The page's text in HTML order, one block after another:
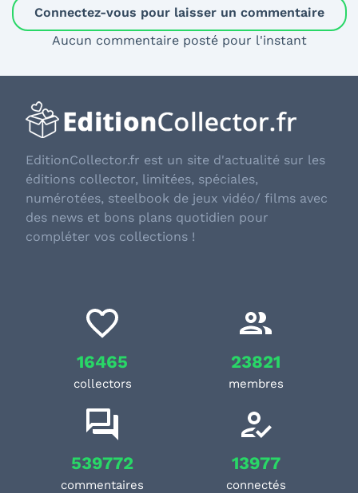
Connectez-vous pour laisser un commentaire
Aucun commentaire posté pour l'instant
EditionCollector.fr est un site d'actualité sur les
éditions collector, limitées, spéciales,
numérotées, steelbook de jeux vidéo/ films avec
des news et bons plans quotidien pour
compléter vos collections !
16465
collectors
23821
membres
539772
commentaires
13977
connectés